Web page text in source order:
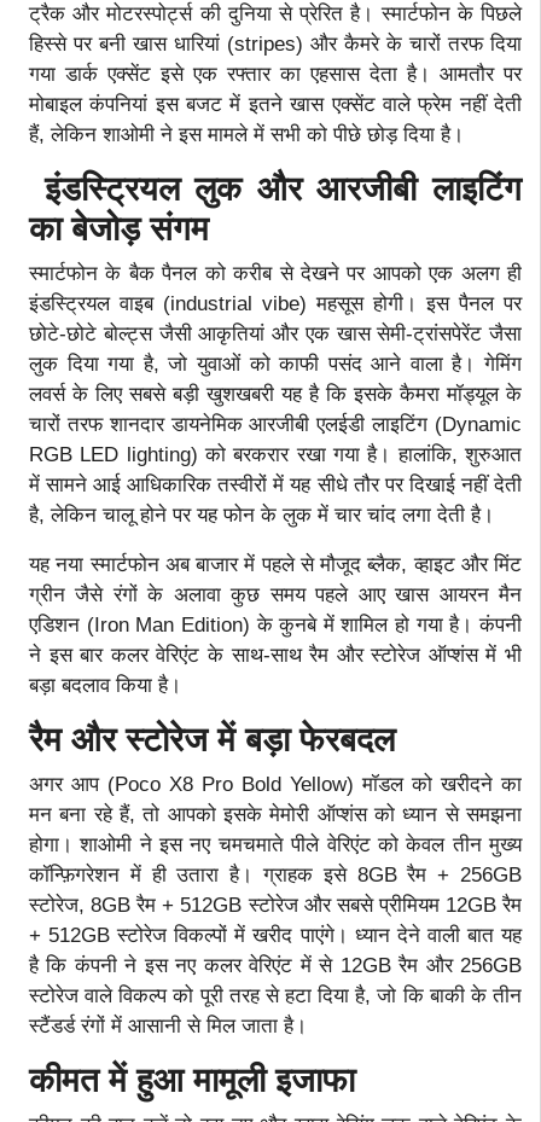
ट्रैक और मोटरस्पोर्ट्स की दुनिया से प्रेरित है। स्मार्टफोन के पिछले
हिस्से पर बनी खास धारियां (stripes) और कैमरे के चारों तरफ दिया
गया डार्क एक्सेंट इसे एक रफ्तार का एहसास देता है। आमतौर पर
मोबाइल कंपनियां इस बजट में इतने खास एक्सेंट वाले फ्रेम नहीं देती
हैं, लेकिन शाओमी ने इस मामले में सभी को पीछे छोड़ दिया है।
इंडस्ट्रियल लुक और आरजीबी लाइटिंग
का बेजोड़ संगम
स्मार्टफोन के बैक पैनल को करीब से देखने पर आपको एक अलग ही
इंडस्ट्रियल वाइब (industrial vibe) महसूस होगी। इस पैनल पर
छोटे-छोटे बोल्ट्स जैसी आकृतियां और एक खास सेमी-ट्रांसपेरेंट जैसा
लुक दिया गया है, जो युवाओं को काफी पसंद आने वाला है। गेमिंग
लवर्स के लिए सबसे बड़ी खुशखबरी यह है कि इसके कैमरा मॉड्यूल के
चारों तरफ शानदार डायनेमिक आरजीबी एलईडी लाइटिंग (Dynamic
RGB LED lighting) को बरकरार रखा गया है। हालांकि, शुरुआत
में सामने आई आधिकारिक तस्वीरों में यह सीधे तौर पर दिखाई नहीं देती
है, लेकिन चालू होने पर यह फोन के लुक में चार चांद लगा देती है।
यह नया स्मार्टफोन अब बाजार में पहले से मौजूद ब्लैक, व्हाइट और मिंट
ग्रीन जैसे रंगों के अलावा कुछ समय पहले आए खास आयरन मैन
एडिशन (Iron Man Edition) के कुनबे में शामिल हो गया है। कंपनी
ने इस बार कलर वेरिएंट के साथ-साथ रैम और स्टोरेज ऑप्शंस में भी
बड़ा बदलाव किया है।
रैम और स्टोरेज में बड़ा फेरबदल
अगर आप (Poco X8 Pro Bold Yellow) मॉडल को खरीदने का
मन बना रहे हैं, तो आपको इसके मेमोरी ऑप्शंस को ध्यान से समझना
होगा। शाओमी ने इस नए चमचमाते पीले वेरिएंट को केवल तीन मुख्य
कॉन्फ़िगरेशन में ही उतारा है। ग्राहक इसे 8GB रैम + 256GB
स्टोरेज, 8GB रैम + 512GB स्टोरेज और सबसे प्रीमियम 12GB रैम
+ 512GB स्टोरेज विकल्पों में खरीद पाएंगे। ध्यान देने वाली बात यह
है कि कंपनी ने इस नए कलर वेरिएंट में से 12GB रैम और 256GB
स्टोरेज वाले विकल्प को पूरी तरह से हटा दिया है, जो कि बाकी के तीन
स्टैंडर्ड रंगों में आसानी से मिल जाता है।
कीमत में हुआ मामूली इजाफा